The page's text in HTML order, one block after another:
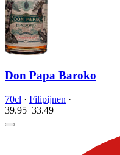
Don Papa Baroko
70cl · Filipijnen ·
39.95 33.49